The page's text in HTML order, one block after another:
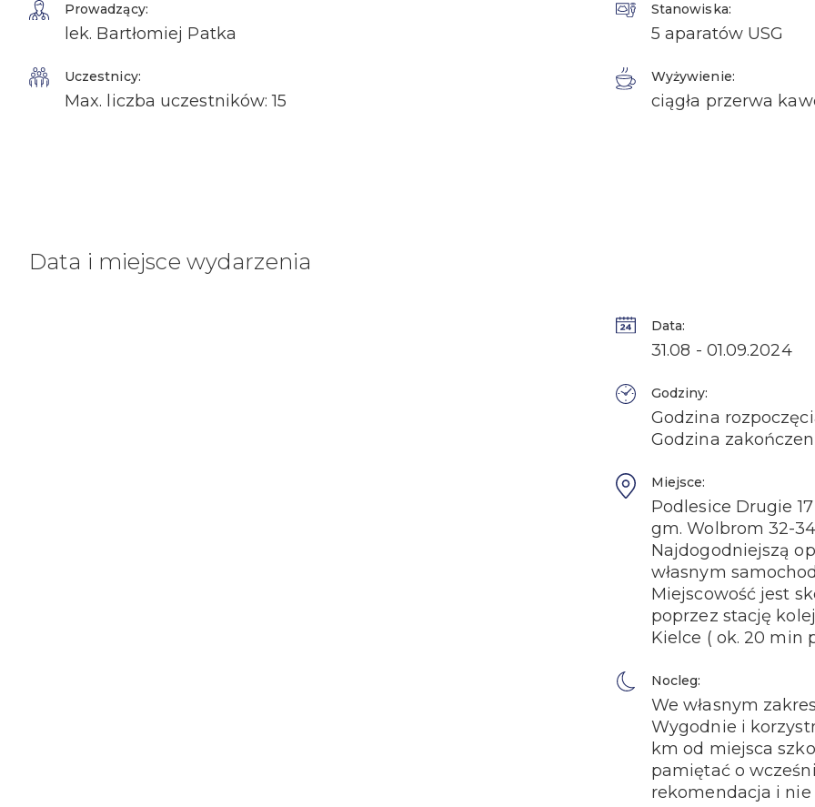
Prowadzący:
lek. Bartłomiej Patka
Uczestnicy:
Max. liczba uczestników: 15
Stanowiska:
5 aparatów USG
Wyżywienie:
ciągła przerwa
Data i miejsce wydarzenia
Data:
31.08 - 01.09.2024
Godziny:
Godzina
Godzina
Miejsce:
Podlesice Drugie 17
gm. Wolbrom 32-
Najdogodniejszą
własnym
Miejscowość jest
poprzez stację
Kielce ( ok. 20 min
Nocleg:
We własnym
Wygodnie i
km od miejsca
pamiętać o
rekomendacja i